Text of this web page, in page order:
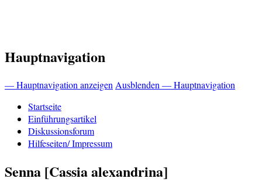
Hauptnavigation
— Hauptnavigation anzeigen Ausblenden — Hauptnavigation
Startseite
Einführungsartikel
Diskussionsforum
Hilfeseiten/ Impressum
Senna [Cassia alexandrina]